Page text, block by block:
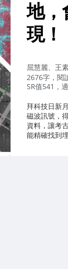
地，
現！
作
者：
屈慧麗、王
2676字，閱
SR值541，
拜科技日新
磁波訊號，
資料，讓考
能精確找到